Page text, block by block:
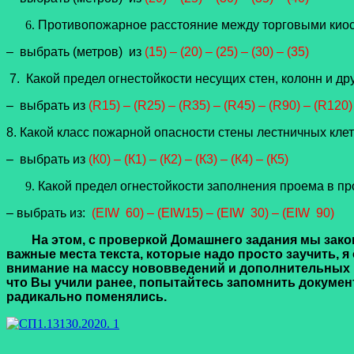
Противопожарное расстояние между торговыми
– выбрать (метров) из (15) – (20) – (25) – (30) – (35)
7. Какой предел огнестойкости несущих стен, колонн и
– выбрать из (R15) – (R25) – (R35) – (R45) – (R90) – (R120)
8. Какой класс пожарной опасности стены лестничных
– выбрать из (К0) – (К1) – (К2) – (К3) – (К4) – (К5)
Какой предел огнестойкости заполнения проема в
– выбрать из: (ЕIW 60) – (ЕIW15) – (ЕIW 30) – (ЕIW 90)
На этом, с проверкой Домашнего задания мы
важные места текста, которые надо просто заучить,
внимание на массу нововведений и дополнительных
что Вы учили ранее, попытайтесь запомнить
радикально поменялись.